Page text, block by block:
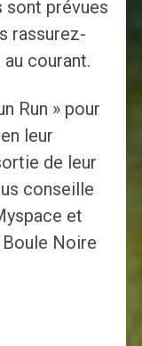
sont prévues
rassurez-
courant.
Run » pour
leur
de leur
conseille
et
Boule Noire